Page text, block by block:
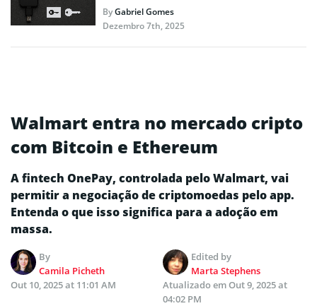
ByGabriel Gomes
Dezembro 7th, 2025
Walmart entra no mercado cripto
com Bitcoin e Ethereum
A fintech OnePay, controlada pelo Walmart, vai
permitir a negociação de criptomoedas pelo app.
Entenda o que isso significa para a adoção em
massa.
By
Camila Picheth
Edited by
Marta Stephens
Out 10, 2025 at 11:01 AM
Atualizado emOut 9, 2025 at
04:02 PM